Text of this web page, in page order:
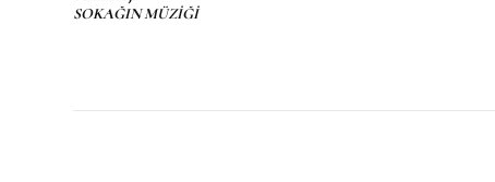
SOKAĞIN MÜZİĞİ